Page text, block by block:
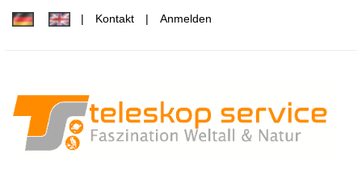
Kontakt Anmelden